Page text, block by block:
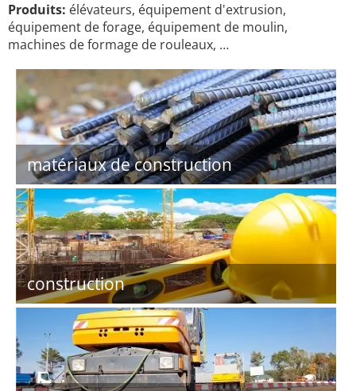
Produits: élévateurs, équipement d'extrusion,
équipement de forage, équipement de moulin,
machines de formage de rouleaux, …
matériaux de construction
construction